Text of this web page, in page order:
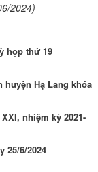
2024)
họp thứ 19
Hạ Lang khóa
nhiệm kỳ 2021-
25/6/2024